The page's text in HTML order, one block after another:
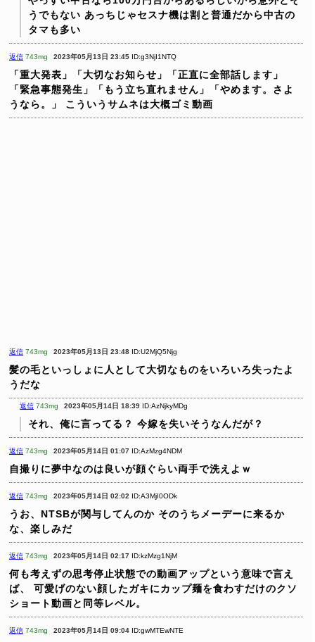
うでもない あっちじゃセスナ機は割と普通だから中古の
タマも多い
返信 743mg 2023年05月13日 23:45 ID:g3NjI1NTQ
「重大発表」「大切なお知らせ」「正直に全部話します」
「緊急事態発生」「もう立ち直れません」「やめます。さよ
うなら。」
こういうサムネは大概ゴミ動画
返信 743mg 2023年05月13日 23:48 ID:U2MjQ5Njg
髪の毛といっしょに人として大切なものをいろいろ失ったよ
うだな
返信 743mg 2023年05月14日 18:39 ID:AzNjkyMDg
それ、俺に言ってる？ 今嫁を失いそうなんだが？
返信 743mg 2023年05月14日 01:07 ID:AzMzg4NDM
自撮りに夢中なのは良いが顔ぐらい両手で洗えよｗ
返信 743mg 2023年05月14日 02:02 ID:A3MjI0ODk
うお、NTSBが関与してんのか そのうちメーデーに来るか
な、楽しみだ
返信 743mg 2023年05月14日 02:17 ID:kzMzg1NjM
何も考えずの思考停止状態での動画アップという意味で言え
ば、
可愛げのない顔したガキにカップ麺を食わすだけのクソ
ショート動画と同等レベル。
返信 743mg 2023年05月14日 09:04 ID:gwMTEwNTE